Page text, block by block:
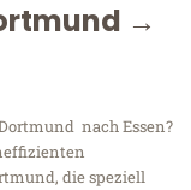
→
nach Essen?
die speziell